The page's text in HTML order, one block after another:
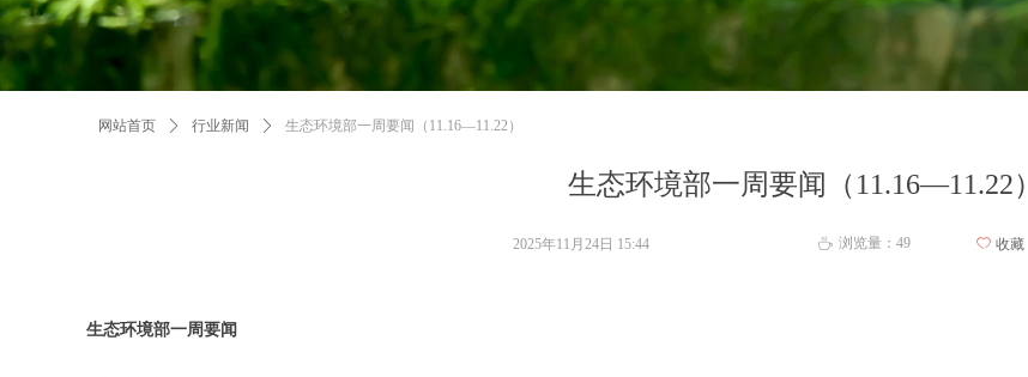
生态环境部一周要闻（11.16—11.22）
网站首页 ꄲ 行业新闻 ꄲ 生态环境部一周要闻（11.16—11.22）
生态环境部一周要闻
2025年11月24日 15:44 ꄘ 浏览量： 49 ꄀ 收藏